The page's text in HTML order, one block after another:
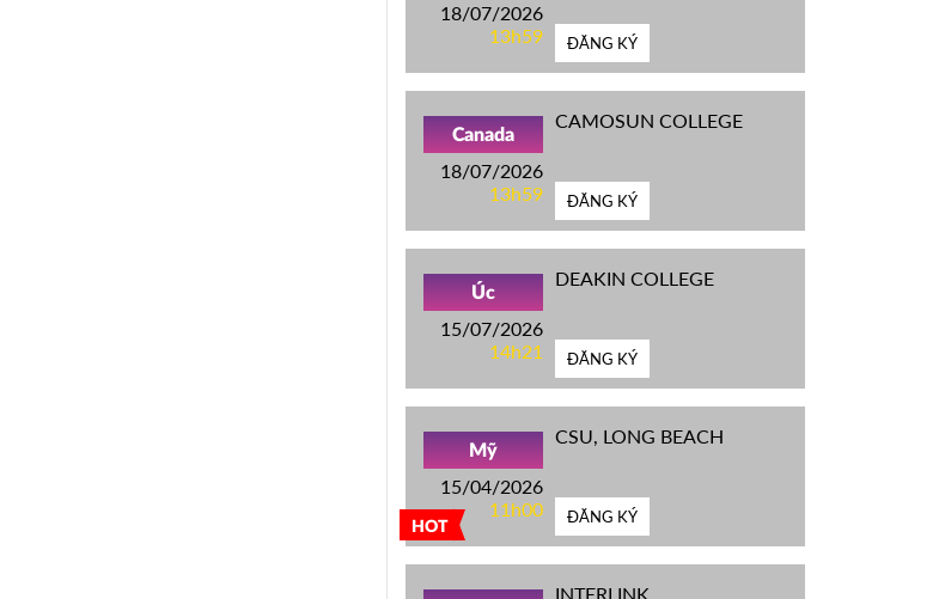
18/07/2026
13h59
ĐĂNG KÝ
Canada
18/07/2026
13h59
CAMOSUN COLLEGE
ĐĂNG KÝ
Úc
15/07/2026
14h21
DEAKIN COLLEGE
ĐĂNG KÝ
HOT
Mỹ
15/04/2026
11h00
CSU, LONG BEACH
ĐĂNG KÝ
INTERLINK